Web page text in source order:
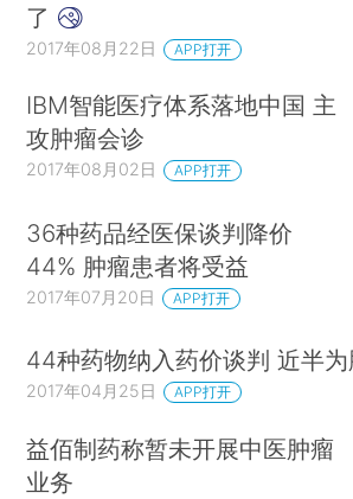
了
2017年08月22日 APP打开
IBM智能医疗体系落地中国 主
攻肿瘤会诊
2017年08月02日 APP打开
36种药品经医保谈判降价
44% 肿瘤患者将受益
2017年07月20日 APP打开
44种药物纳入药价谈判 近半
2017年04月25日 APP打开
益佰制药称暂未开展中医肿瘤
业务